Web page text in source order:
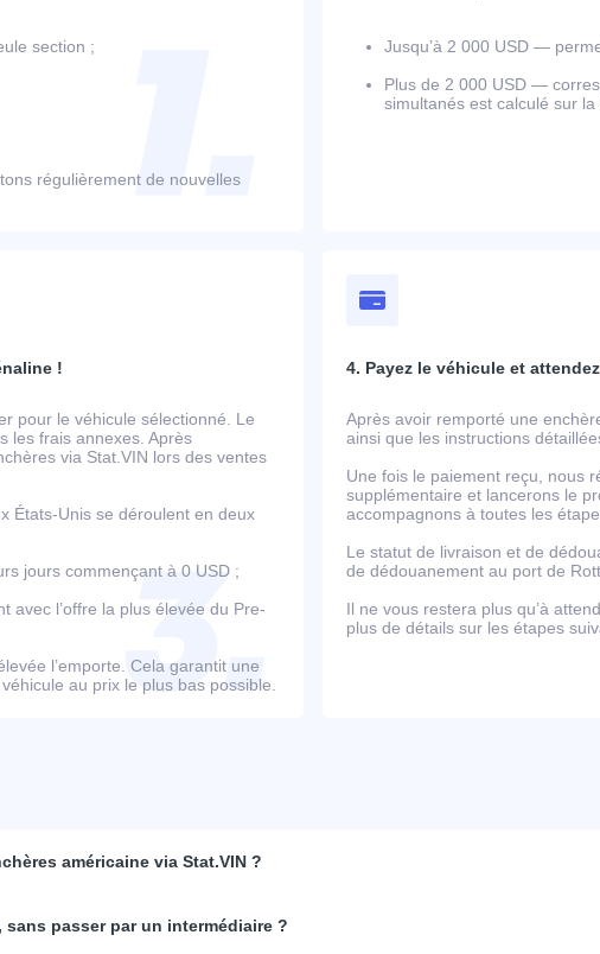
section ;
régulièrement de nouvelles
Jusqu’à 2 000 USD —
Plus de 2 000 USD —
simultanés est calculé sur
!
pour le véhicule sélectionné. Le
les frais annexes. Après
via Stat.VIN lors des ventes
États-Unis se déroulent en deux
jours commençant à 0 USD ;
l’offre la plus élevée du Pre-
l’emporte. Cela garantit une
au prix le plus bas possible.
4. Payez le véhicule et
Après avoir remporté une
ainsi que les instructions
Une fois le paiement reçu, nous
supplémentaire et lancerons le
accompagnons à toutes les
Le statut de livraison et de
de dédouanement au port de
Il ne vous restera plus qu’à
plus de détails sur les étapes
américaine via Stat.VIN ?
passer par un intermédiaire ?